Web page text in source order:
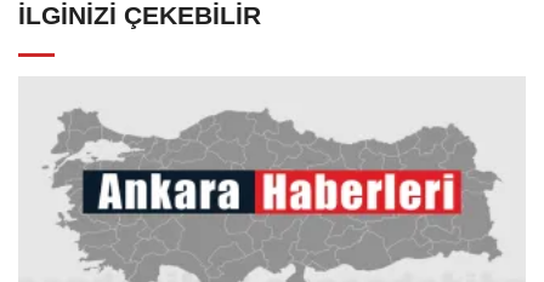
İLGINIZI ÇEKEBILIR